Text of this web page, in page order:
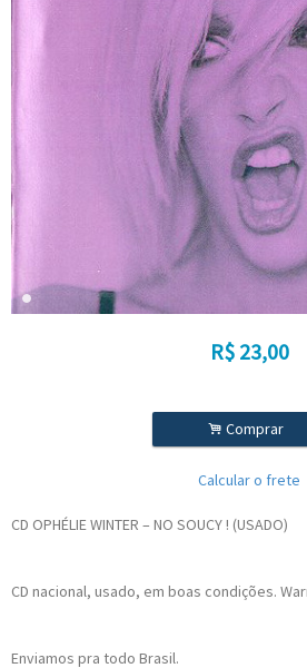
R$ 23,00
. Comprar
Calcular o frete
CD OPHÉLIE WINTER ‎– NO SOUCY ! (USADO)
CD nacional, usado, em boas condições.
Enviamos pra todo Brasil.